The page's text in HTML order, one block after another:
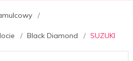
Black Diamond SUZUKI